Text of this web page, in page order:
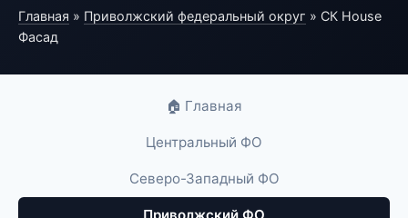
Главная » Приволжский федеральный округ » СК House
Фасад
🏠 Главная
Центральный ФО
Северо-Западный ФО